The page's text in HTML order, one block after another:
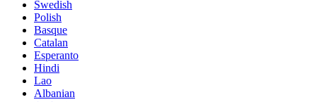
Swedish
Polish
Basque
Catalan
Esperanto
Hindi
Lao
Albanian